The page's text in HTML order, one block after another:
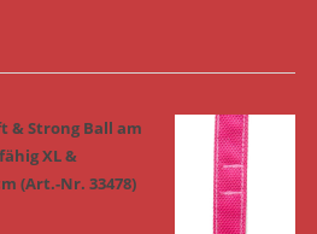
& Strong Ball am
XL &
(Art.-Nr. 33478)